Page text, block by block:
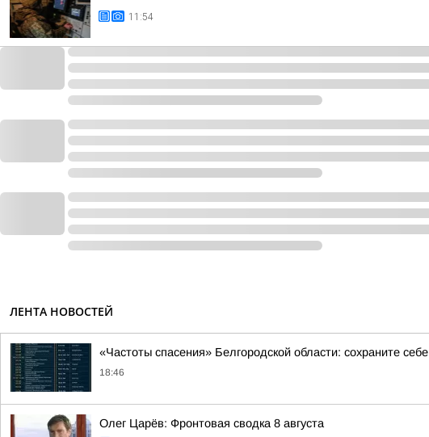
11:54
ЛЕНТА НОВОСТЕЙ
«Частоты спасения» Белгородской области: сохраните себе
18:46
Олег Царёв: Фронтовая сводка 8 августа